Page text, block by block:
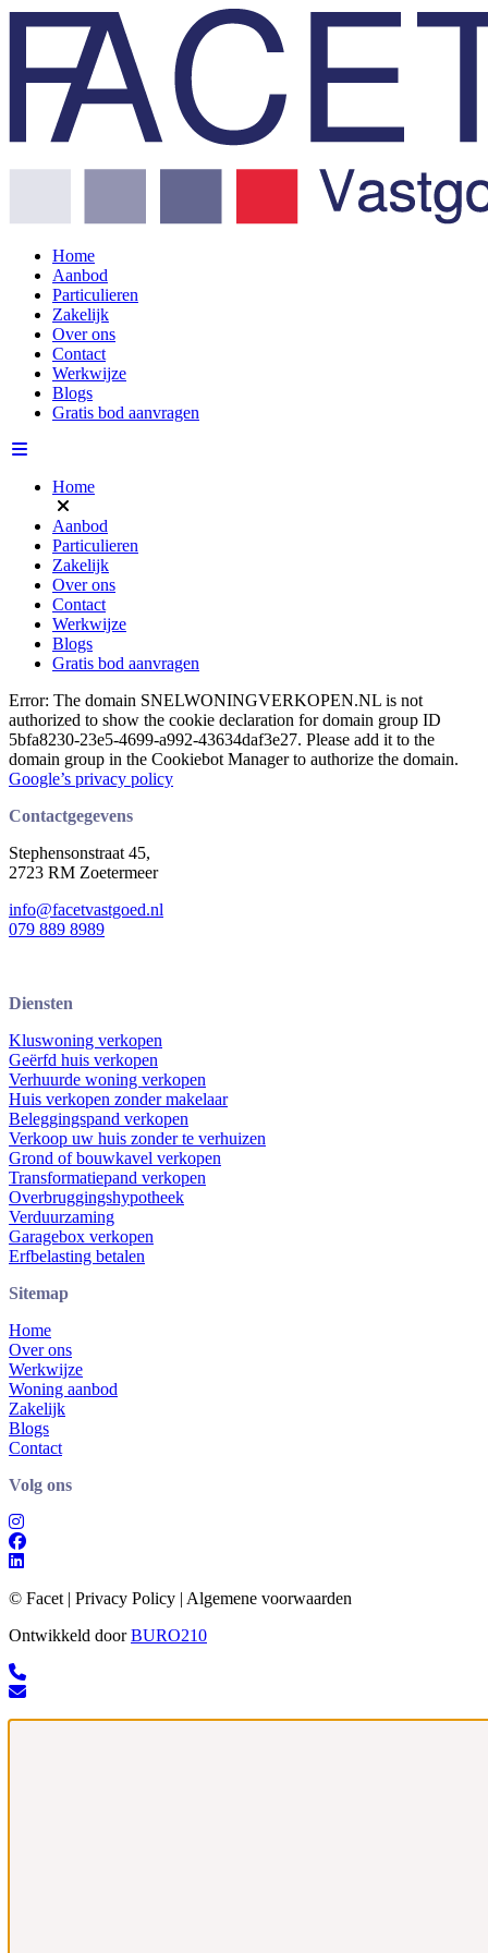
Home
Aanbod
Particulieren
Zakelijk
Over ons
Contact
Werkwijze
Blogs
Gratis bod aanvragen
Home
Aanbod
Particulieren
Zakelijk
Over ons
Contact
Werkwijze
Blogs
Gratis bod aanvragen
Error: The domain SNELWONINGVERKOPEN.NL is not
authorized to show the cookie declaration for domain group ID
5bfa8230-23e5-4699-a992-43634daf3e27. Please add it to the
domain group in the Cookiebot Manager to authorize the domain.
Google’s privacy policy
Contactgegevens
Stephensonstraat 45,
2723 RM Zoetermeer
info@facetvastgoed.nl
079 889 8989
Diensten
Kluswoning verkopen
Geërfd huis verkopen
Verhuurde woning verkopen
Huis verkopen zonder makelaar
Beleggingspand verkopen
Verkoop uw huis zonder te verhuizen
Grond of bouwkavel verkopen
Transformatiepand verkopen
Overbruggingshypotheek
Verduurzaming
Garagebox verkopen
Erfbelasting betalen
Sitemap
Home
Over ons
Werkwijze
Woning aanbod
Zakelijk
Blogs
Contact
Volg ons
© Facet | Privacy Policy | Algemene voorwaarden
Ontwikkeld doorBURO210